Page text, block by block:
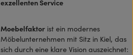
exzellenten Service
Moebelfaktor ist ein modernes
Möbelunternehmen mit Sitz in Kiel, das
sich durch eine klare Vision auszeichnet: